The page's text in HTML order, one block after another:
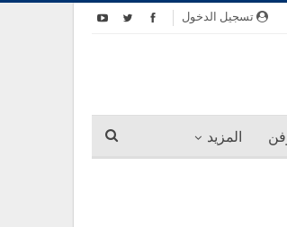
تسجيل الدخول
المزيد